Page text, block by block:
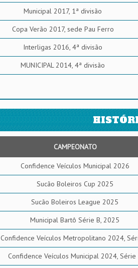
Municipal 2017, 1ª divisão
Copa Verão 2017, sede Pau Ferro
Interligas 2016, 4ª divisão
MUNICIPAL 2014, 4ª divisão
CAMPEONATO
Confidence Veículos Municipal 2026
Sucão Boleiros Cup 2025
Sucão Boleiros League 2025
Municipal Bartô Série B, 2025
Confidence Veículos Metropolitano 2024,
Confidence Veículos Municipal 2024, Série